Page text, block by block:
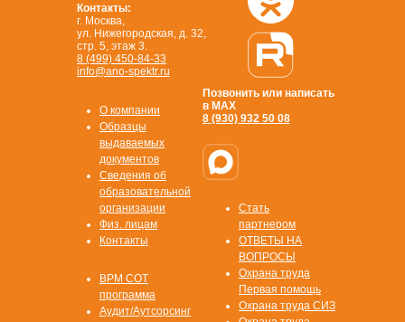
Позвонить или написать
в MAX
8 (930) 932 50 08
Контакты:
г. Москва,
ул. Нижегородская, д. 32,
стр. 5, этаж 3.
8 (499) 450-84-33
info@ano-spektr.ru
Стать
партнером
ОТВЕТЫ НА
ВОПРОСЫ
ВРМ СОТ
программа
Аудит/Аутсорсинг
Охрана труда
Первая помощь
Охрана труда СИЗ
О компании
Образцы
выдаваемых
документов
Сведения об
образовательной
организации
Физ. лицам
Контакты